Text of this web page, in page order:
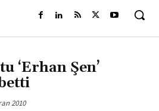
‘Erhan Şen’
2010